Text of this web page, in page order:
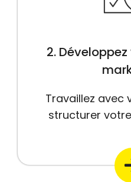
2.
Travaillez avec
structurer